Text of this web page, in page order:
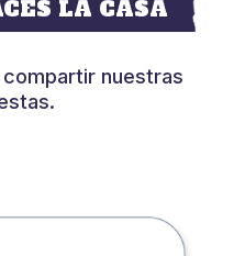
LA CASA
nuestras